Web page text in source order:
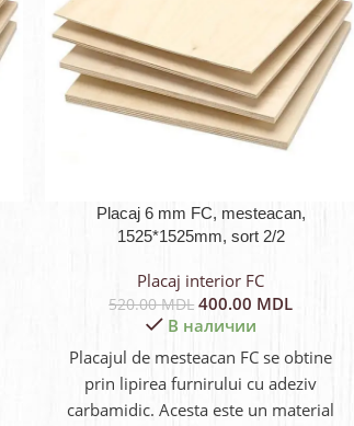
Placaj 6 mm FC, mesteacan,
1525*1525mm, sort 2/2
Placaj interior FC
520.00MDL 400.00 MDL
В наличии
Placajul de mesteacan FC se obtine
prin lipirea furnirului cu adeziv
carbamidic. Acesta este un material